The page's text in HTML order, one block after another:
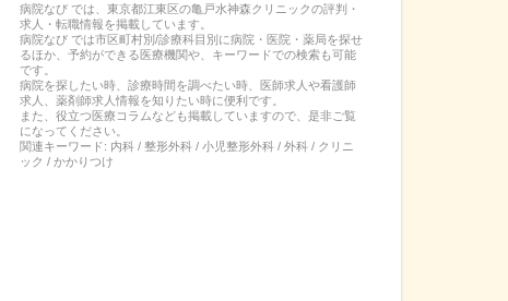
病院なび では、 東京都江東区の亀戸水神森クリニックの評判・
求人・転職情報を掲載しています。
病院なび では市区町村別/診療科目別に病院・医院・薬局を探せ
るほか、予約ができる医療機関や、キーワードでの検索も可能
です。
病院を探したい時、診療時間を調べたい時、医師求人や看護師
求人、薬剤師求人情報を知りたい時に便利です。
また、役立つ医療コラムなども掲載していますので、是非ご覧
になってください。
関連キーワード: 内科 / 整形外科 / 小児整形外科 / 外科 / クリニ
ック / かかりつけ